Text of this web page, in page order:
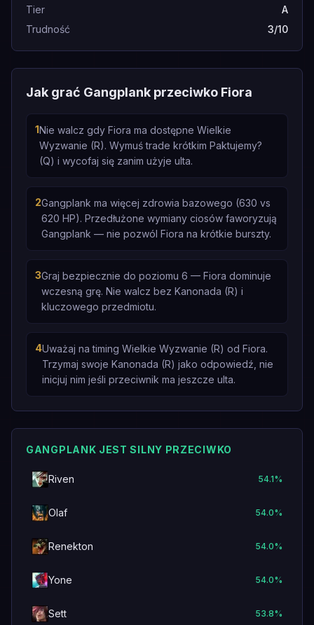
Tier
A
Trudność
3/10
Jak grać Gangplank przeciwko Fiora
1Nie walcz gdy Fiora ma dostępne Wielkie
Wyzwanie (R). Wymuś trade krótkim Paktujemy?
(Q) i wycofaj się zanim użyje ulta.
2Gangplank ma więcej zdrowia bazowego (630 vs
620 HP). Przedłużone wymiany ciosów faworyzują
Gangplank — nie pozwól Fiora na krótkie burszty.
3Graj bezpiecznie do poziomu 6 — Fiora dominuje
wczesną grę. Nie walcz bez Kanonada (R) i
kluczowego przedmiotu.
4Uważaj na timing Wielkie Wyzwanie (R) od Fiora.
Trzymaj swoje Kanonada (R) jako odpowiedź, nie
inicjuj nim jeśli przeciwnik ma jeszcze ulta.
GANGPLANK JEST SILNY PRZECIWKO
Riven 54.1%
Olaf 54.0%
Renekton 54.0%
Yone 54.0%
Sett 53.8%